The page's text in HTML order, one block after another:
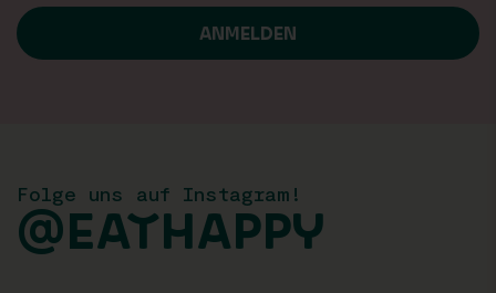
Folge uns auf Instagram!
@EATHAPPY